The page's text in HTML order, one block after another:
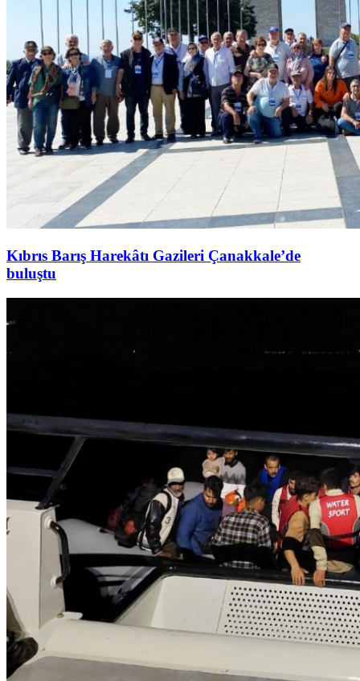
Kıbrıs Barış Harekâtı Gazileri Çanakkale’de
buluştu